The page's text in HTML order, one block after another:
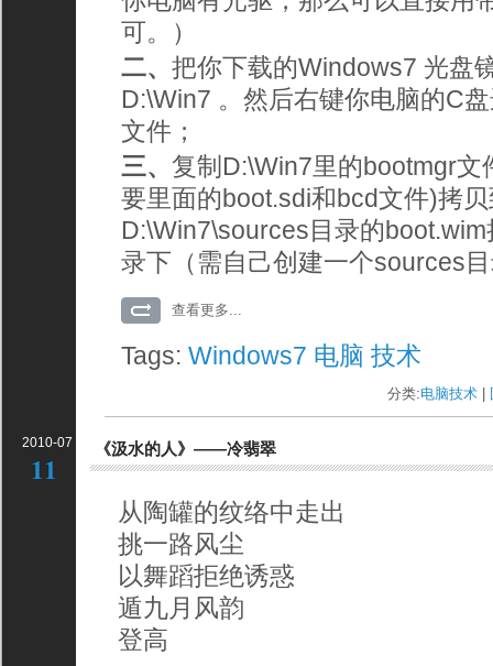
可。）
二、把你下载的Windows7 光盘
D:\Win7 。然后右键你电脑的C
文件；
三、复制D:\Win7里的bootmgr
要里面的boot.sdi和bcd文件)拷
D:\Win7\sources目录的
录下（需自己创建一个sources
查看更多...
Tags:Windows7 电脑 技术
分类:电脑技术
2010-07
11
《汲水的人》——冷翡翠
从陶罐的纹络中走出
挑一路风尘
以舞蹈拒绝诱惑
遁九月风韵
登高